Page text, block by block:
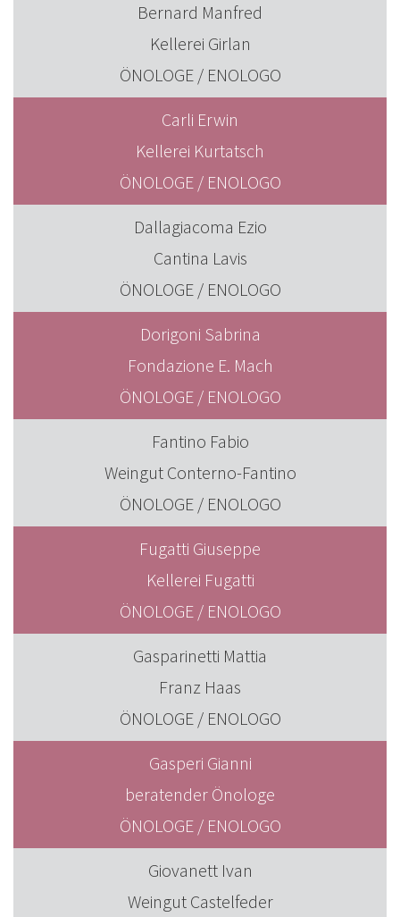
Bernard Manfred
Kellerei Girlan
ÖNOLOGE / ENOLOGO
Carli Erwin
Kellerei Kurtatsch
ÖNOLOGE / ENOLOGO
Dallagiacoma Ezio
Cantina Lavis
ÖNOLOGE / ENOLOGO
Dorigoni Sabrina
Fondazione E. Mach
ÖNOLOGE / ENOLOGO
Fantino Fabio
Weingut Conterno-Fantino
ÖNOLOGE / ENOLOGO
Fugatti Giuseppe
Kellerei Fugatti
ÖNOLOGE / ENOLOGO
Gasparinetti Mattia
Franz Haas
ÖNOLOGE / ENOLOGO
Gasperi Gianni
beratender Önologe
ÖNOLOGE / ENOLOGO
Giovanett Ivan
Weingut Castelfeder